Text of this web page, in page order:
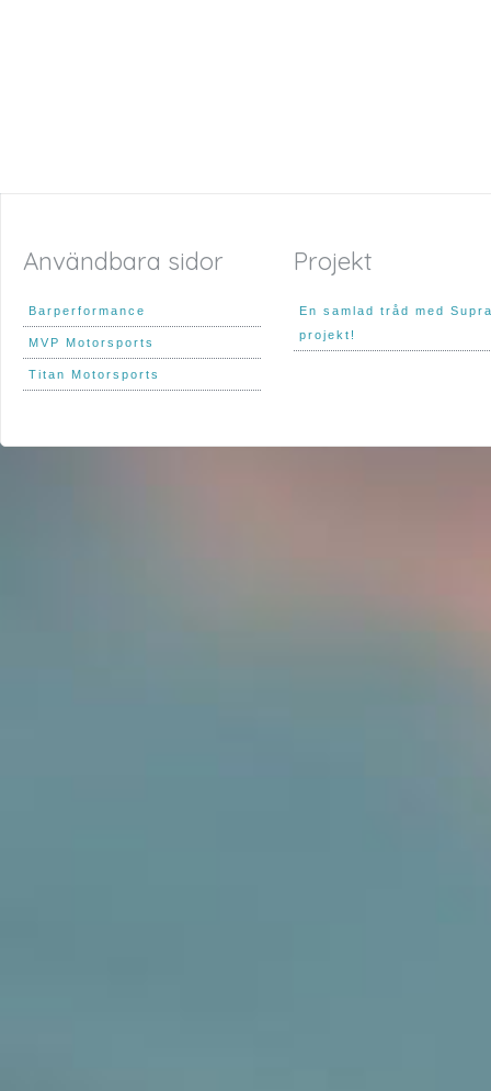
Användbara sidor
Barperformance
MVP Motorsports
Titan Motorsports
Projekt
En samlad tråd med
projekt!